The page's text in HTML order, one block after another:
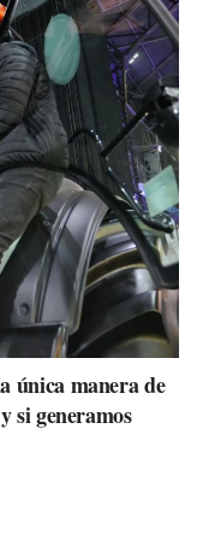
única manera de
si generamos